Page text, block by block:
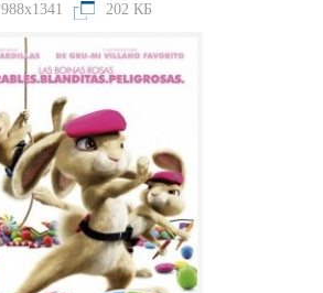
988x1341 202 КБ